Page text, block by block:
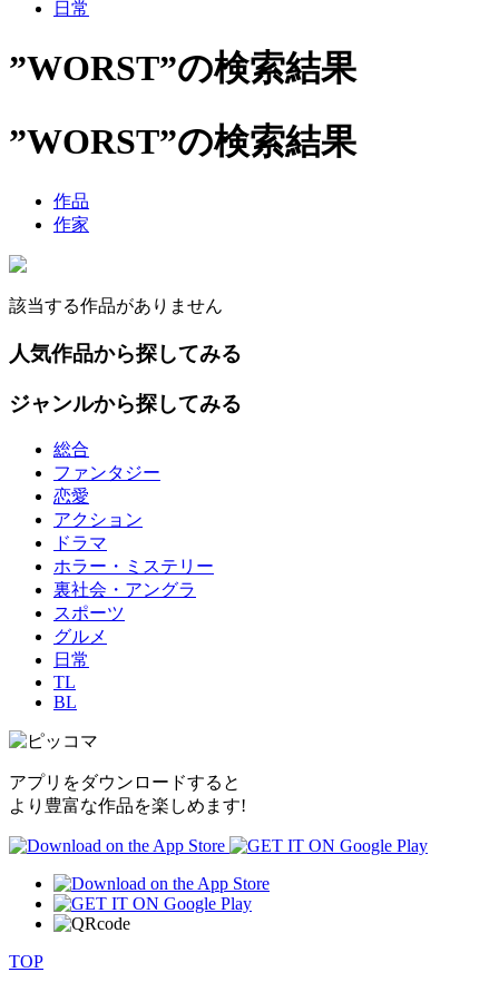
日常
”WORST”の検索結果
”WORST”の検索結果
作品
作家
該当する作品がありません
人気作品から探してみる
ジャンルから探してみる
総合
ファンタジー
恋愛
アクション
ドラマ
ホラー・ミステリー
裏社会・アングラ
スポーツ
グルメ
日常
TL
BL
アプリをダウンロードすると
より豊富な作品を楽しめます!
TOP